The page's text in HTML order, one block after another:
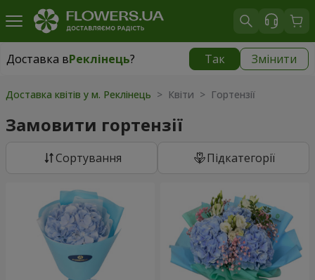
Доставка вРеклінець? Так Змінити
Доставка вРеклінець|
Доставка квітів у м. Реклінець > Квіти > Гортензії
Замовити гортензії
Сортування Підкатегорії